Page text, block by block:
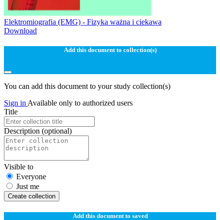
Elektromiografia (EMG) - Fizyka ważna i ciekawa
Download
Add this document to collection(s)
You can add this document to your study collection(s)
Sign in Available only to authorized users
Title
Description (optional)
Visible to
Everyone
Just me
Create collection
Add this document to saved